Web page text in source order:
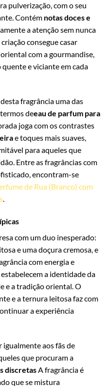
pulverização, com o seu
Contém notas doces e
a atenção sem nunca
consegue casar
com a gourmandise,
e viciante em cada
fragrância uma das
deeau de parfum para
joga com os contrastes
e toques mais suaves,
para aqueles que
Entre as fragrâncias com
encontram-se
de Rua (Branco) com
.
com um duo inesperado:
e uma doçura cremosa, e
com energia e
a identidade da
e a tradição oriental. O
e a ternura leitosa faz com
a experiência
igualmente aos fãs de
que procuram a
discretas A fragrância é
que se mistura